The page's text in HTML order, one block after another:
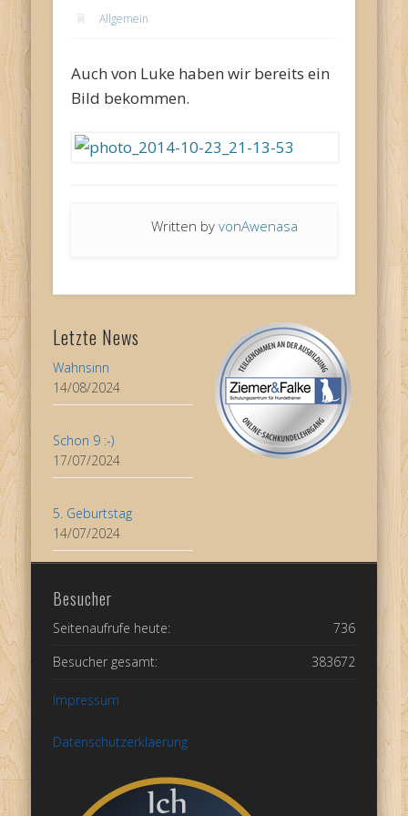
Allgemein
Auch von Luke haben wir bereits ein
Bild bekommen.
Written byvonAwenasa
Letzte News
Wahnsinn
14/08/2024
Schon 9 :-)
17/07/2024
5. Geburtstag
14/07/2024
Besucher
736
Seitenaufrufe heute:
383672
Besucher gesamt:
Impressum
Datenschutzerklaerung